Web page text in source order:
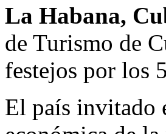
La Habana,
de Turismo de
festejos por los
El país invitado